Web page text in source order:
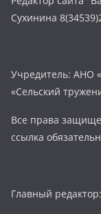
Сухинина
Учредитель: АНО
«Сельский
Все права
ссылка
Главный